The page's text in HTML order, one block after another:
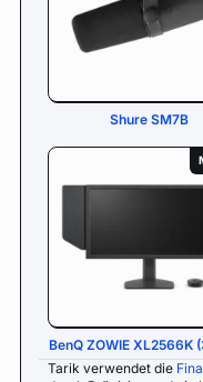
Shure SM7B
BenQ ZOWIE XL2566K
Tarik verwendet die